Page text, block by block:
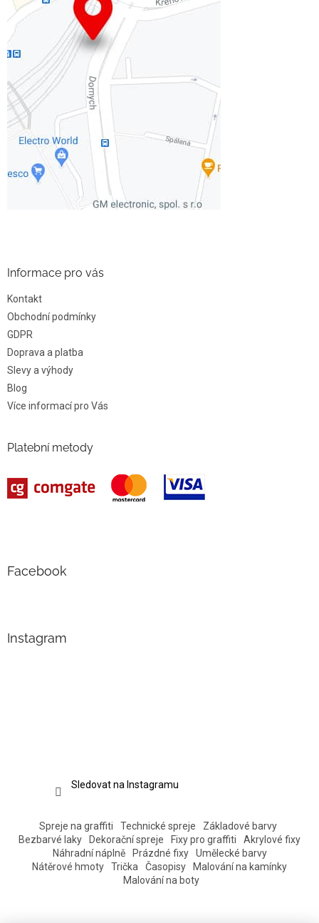
Informace pro vás
Kontakt
Obchodní podmínky
GDPR
Doprava a platba
Slevy a výhody
Blog
Více informací pro Vás
Platební metody
Facebook
Instagram
Sledovat na Instagramu
Spreje na graffiti Technické spreje
Základové barvy
Bezbarvé laky
Dekorační spreje Fixy pro graffiti
Akrylové fixy
Náhradní náplně
Prázdné fixy
Umělecké barvy
Nátěrové hmoty
Trička Časopisy
Malování na kamínky
Malování na boty